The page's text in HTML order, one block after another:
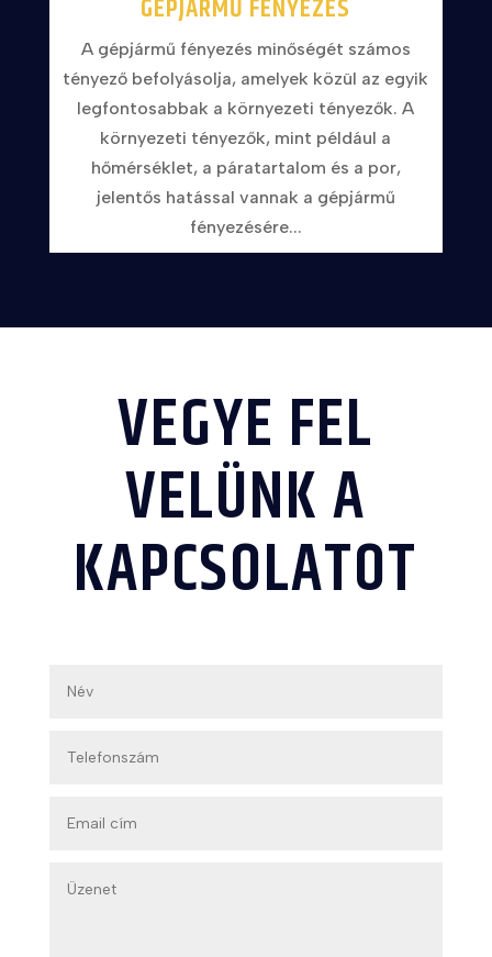
GÉPJÁRMŰ FÉNYEZÉS
A gépjármű fényezés minőségét számos
tényező befolyásolja, amelyek közül az egyik
legfontosabbak a környezeti tényezők. A
környezeti tényezők, mint például a
hőmérséklet, a páratartalom és a por,
jelentős hatással vannak a gépjármű
fényezésére...
VEGYE FEL
VELÜNK A
KAPCSOLATOT